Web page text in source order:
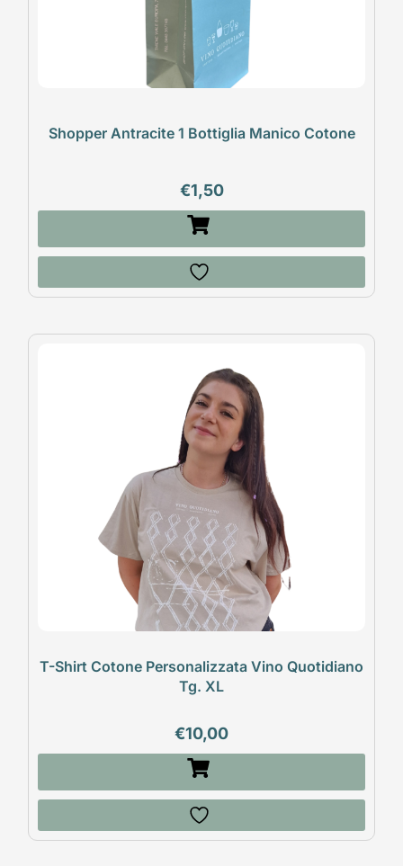
Shopper Antracite 1 Bottiglia Manico Cotone
€1,50
T-Shirt Cotone Personalizzata Vino Quotidiano
Tg. XL
€10,00